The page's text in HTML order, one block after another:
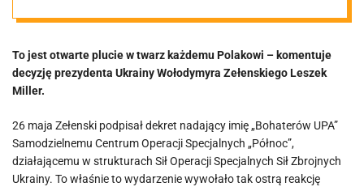
premier żąda,
by Nawrocki
odebrał
Zełenskiemu
To jest otwarte plucie w twarz każdemu Polakowi – komentuje
decyzję prezydenta Ukrainy Wołodymyra Zełenskiego Leszek
Miller.
26 maja Zełenski podpisał dekret nadający imię „Bohaterów UPA”
Samodzielnemu Centrum Operacji Specjalnych „Północ”,
działającemu w strukturach Sił Operacji Specjalnych Sił Zbrojnych
Ukrainy. To właśnie to wydarzenie wywołało tak ostrą reakcję